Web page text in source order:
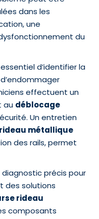
dans les
une
du
d’identifier la
effectuent un
au déblocage
Un entretien
métallique
des rails, permet
précis pour
des solutions
rideau
composants